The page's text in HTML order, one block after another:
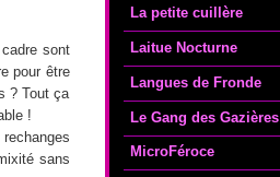
La petite cuillère
Laitue Nocturne
Langues de Fronde
Le Gang des Gazières
MicroFéroce
sont
pour être
? Tout ça
!
sans